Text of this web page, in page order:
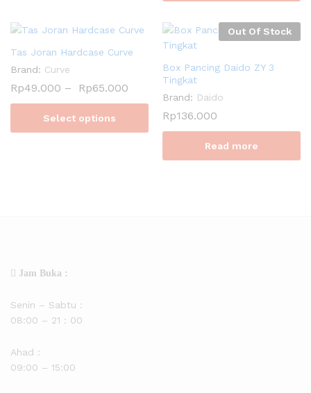
Tas Joran Hardcase Curve
Brand: Curve
Rp49.000 – Rp65.000
Select options
Out Of Stock
Box Pancing Daido ZY 3
Tingkat
Brand: Daido
Rp136.000
Read more
Jam Buka :
Senin – Sabtu :
08:00 – 21 : 00
Ahad :
09:00 – 15:00